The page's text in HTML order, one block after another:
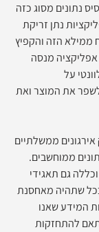
נתונים מסוג כזה
נתן זריקת
ממילא הזה והקפיץ
מנסה
על
את המוצר ואת
ממשלתיים
ממוחשבים.
גם תאגידי
שתהיה מאחסנת
המידע שאנו
להתחזקות